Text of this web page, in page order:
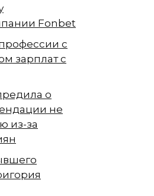
Fonbet
с
зарплат с
о
не
из-за